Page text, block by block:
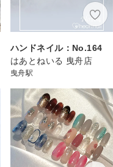
ハンドネイル：No.164
はあとねいる 曳舟店
曳舟駅